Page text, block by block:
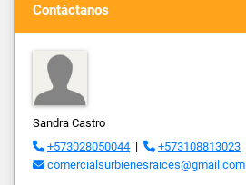
Contáctanos
Sandra Castro
+573028050044 |
+573108813023
comercialsurbienesraices@gmail.com